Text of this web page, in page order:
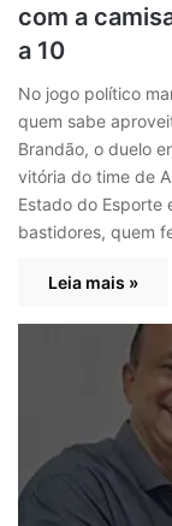
com a
a 10
No jogo político
quem sabe
Brandão, o duelo
vitória do time de
Estado do Esporte
bastidores, quem
Leia mais »